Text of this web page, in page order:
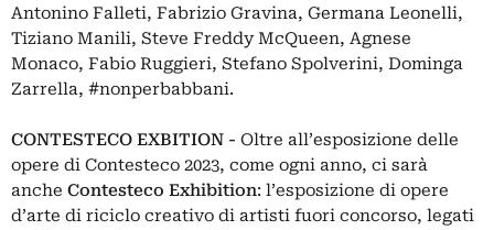
Antonino Falleti, Fabrizio Gravina, Germana Leonelli,
Tiziano Manili, Steve Freddy McQueen, Agnese
Monaco, Fabio Ruggieri, Stefano Spolverini, Dominga
Zarrella, #nonperbabbani.
CONTESTECO EXBITION - Oltre all’esposizione delle
opere di Contesteco 2023, come ogni anno, ci sarà
anche Contesteco Exhibition: l’esposizione di opere
d’arte di riciclo creativo di artisti fuori concorso, legati